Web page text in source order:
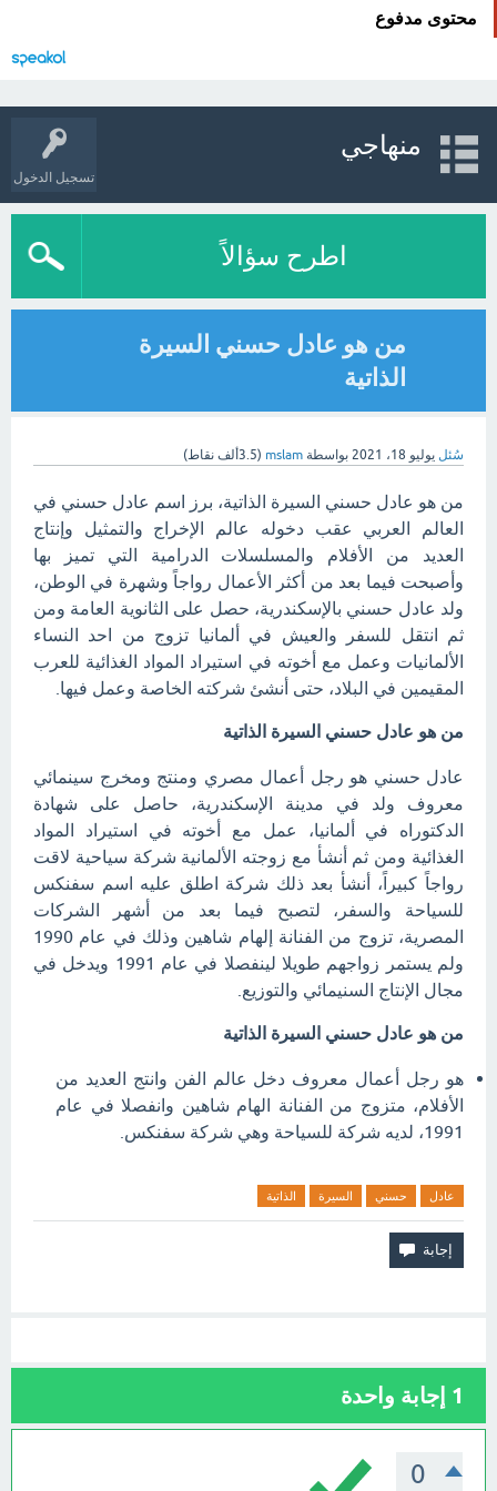
محتوى مدفوع
تسجيل الدخول
منهاجي
اطرح سؤالاً
من هو عادل حسني السيرة
الذاتية
سُئل يوليو 18، 2021 بواسطة mslam
(3.5ألف نقاط)
من هو عادل حسني السيرة الذاتية، برز اسم عادل حسني في
العالم العربي عقب دخوله عالم الإخراج والتمثيل وإنتاج
العديد من الأفلام والمسلسلات الدرامية التي تميز بها
وأصبحت فيما بعد من أكثر الأعمال رواجاً وشهرة في الوطن،
ولد عادل حسني بالإسكندرية، حصل على الثانوية العامة ومن
ثم انتقل للسفر والعيش في ألمانيا تزوج من احد النساء
الألمانيات وعمل مع أخوته في استيراد المواد الغذائية للعرب
المقيمين في البلاد، حتى أنشئ شركته الخاصة وعمل فيها.
من هو عادل حسني السيرة الذاتية
عادل حسني هو رجل أعمال مصري ومنتج ومخرج سينمائي
معروف ولد في مدينة الإسكندرية، حاصل على شهادة
الدكتوراه في ألمانيا، عمل مع أخوته في استيراد المواد
الغذائية ومن ثم أنشأ مع زوجته الألمانية شركة سياحية لاقت
رواجاً كبيراً، أنشأ بعد ذلك شركة اطلق عليه اسم سفنكس
للسياحة والسفر، لتصبح فيما بعد من أشهر الشركات
المصرية، تزوج من الفنانة إلهام شاهين وذلك في عام 1990
ولم يستمر زواجهم طويلا لينفصلا في عام 1991 ويدخل في
مجال الإنتاج السنيمائي والتوزيع.
من هو عادل حسني السيرة الذاتية
هو رجل أعمال معروف دخل عالم الفن وانتج العديد من
الأفلام، متزوج من الفنانة الهام شاهين وانفصلا في عام
1991، لديه شركة للسياحة وهي شركة سفنكس.
عادل حسني السيرة الذاتية
1 إجابة واحدة
0